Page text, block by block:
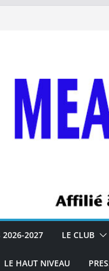
2026-2027 LE CLUB
LE HAUT NIVEAU